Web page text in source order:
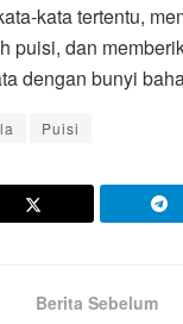
kata tertentu,
puisi, dan
dengan bunyi
Puisi
Berita Sebelum